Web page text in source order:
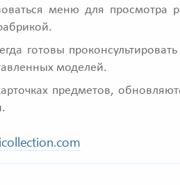
меню для просмотра
готовы
моделей.
предметов,